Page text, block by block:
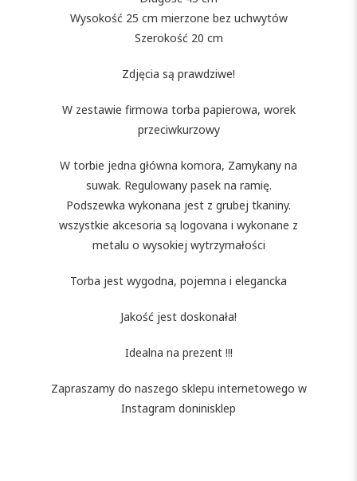
Wysokość 25 cm mierzone bez uchwytów
Szerokość 20 cm
Zdjęcia są prawdziwe!
W zestawie firmowa torba papierowa, worek
przeciwkurzowy
W torbie jedna główna komora, Zamykany na
suwak. Regulowany pasek na ramię.
Podszewka wykonana jest z grubej tkaniny.
wszystkie akcesoria są logovana i wykonane z
metalu o wysokiej wytrzymałości
Torba jest wygodna, pojemna i elegancka
Jakość jest doskonała!
Idealna na prezent !!!
Zapraszamy do naszego sklepu internetowego w
Instagram doninisklep